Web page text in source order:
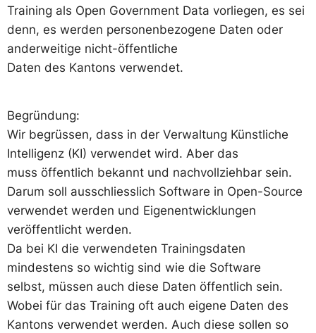
Training als Open Government Data vorliegen, es sei
denn, es werden personenbezogene Daten oder
anderweitige nicht-öffentliche
Daten des Kantons verwendet.
Begründung:
Wir begrüssen, dass in der Verwaltung Künstliche
Intelligenz (KI) verwendet wird. Aber das
muss öffentlich bekannt und nachvollziehbar sein.
Darum soll ausschliesslich Software in Open-Source
verwendet werden und Eigenentwicklungen
veröffentlicht werden.
Da bei KI die verwendeten Trainingsdaten
mindestens so wichtig sind wie die Software
selbst, müssen auch diese Daten öffentlich sein.
Wobei für das Training oft auch eigene Daten des
Kantons verwendet werden. Auch diese sollen so